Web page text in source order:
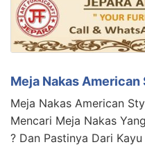
Meja Nakas American
Meja Nakas American
Mencari Meja Nakas
? Dan Pastinya Dari